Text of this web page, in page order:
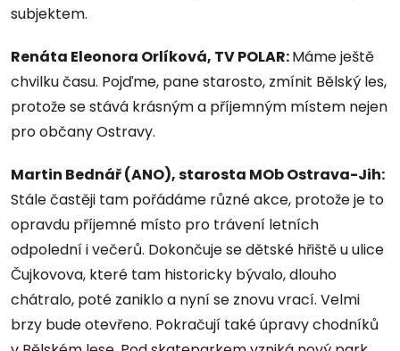
subjektem.
Renáta Eleonora Orlíková, TV POLAR:Máme ještě
chvilku času. Pojďme, pane starosto, zmínit Bělský les,
protože se stává krásným a příjemným místem nejen
pro občany Ostravy.
Martin Bednář (ANO), starosta MOb Ostrava-Jih:
Stále častěji tam pořádáme různé akce, protože je to
opravdu příjemné místo pro trávení letních
odpolední i večerů. Dokončuje se dětské hřiště u ulice
Čujkovova, které tam historicky bývalo, dlouho
chátralo, poté zaniklo a nyní se znovu vrací. Velmi
brzy bude otevřeno. Pokračují také úpravy chodníků